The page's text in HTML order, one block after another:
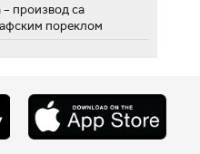
производ са
пореклом